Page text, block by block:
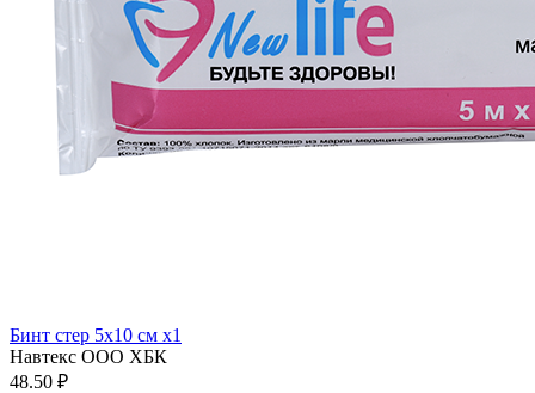
Бинт стер 5х10 см x1
Навтекс ООО ХБК
48.50 ₽